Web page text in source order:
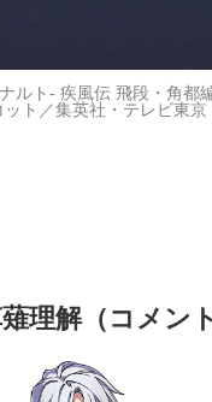
ルト- 疾風伝 飛段・角都
ト／集英社・テレビ東京
理解（コメン